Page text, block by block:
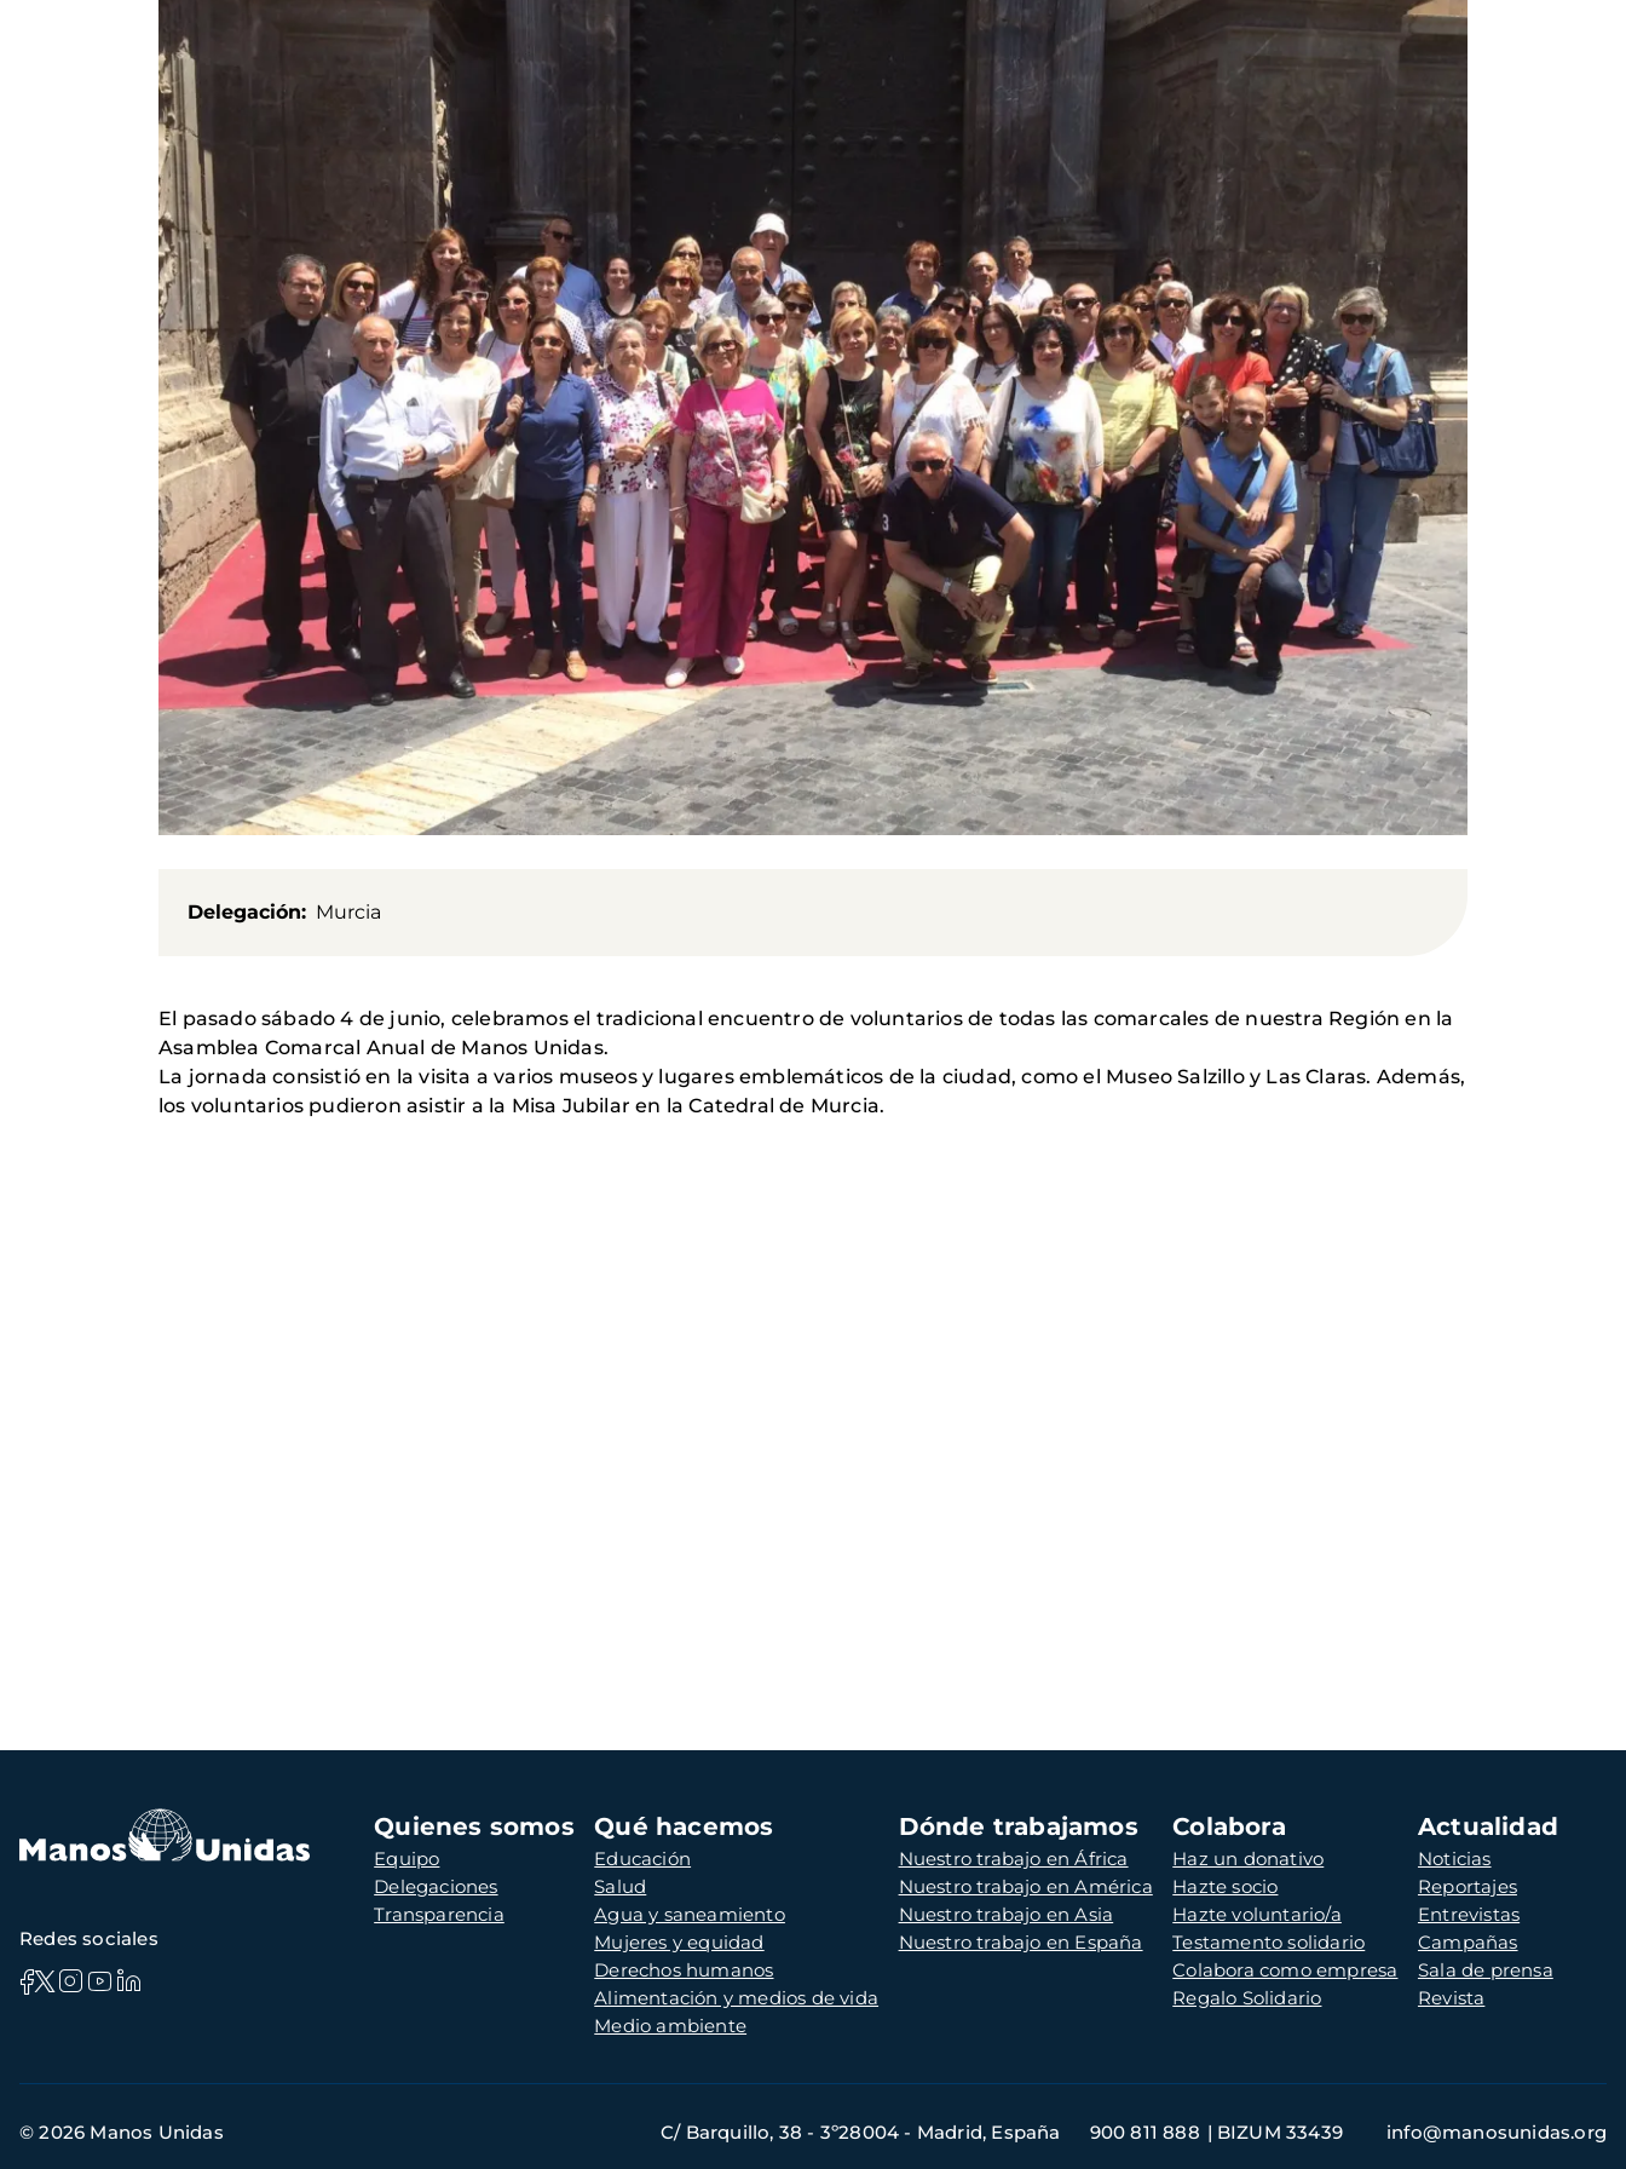
Delegación Murcia
El pasado sábado 4 de junio, celebramos el tradicional encuentro de voluntarios de todas las comarcales de nuestra Región en la
Asamblea Comarcal Anual de Manos Unidas.
La jornada consistió en la visita a varios museos y lugares emblemáticos de la ciudad, como el Museo Salzillo y Las Claras. Además,
los voluntarios pudieron asistir a la Misa Jubilar en la Catedral de Murcia.
Navegación
principal
Quienes somos
Equipo
Delegaciones
Transparencia
Qué hacemos
Educación
Salud
Agua y saneamiento
Mujeres y equidad
Derechos humanos
Alimentación y medios de vida
Medio ambiente
Dónde trabajamos
Nuestro trabajo en África
Nuestro trabajo en América
Nuestro trabajo en Asia
Nuestro trabajo en España
Colabora
Haz un donativo
Hazte socio
Hazte voluntario/a
Testamento solidario
Colabora como empresa
Regalo Solidario
Actualidad
Noticias
Reportajes
Entrevistas
Campañas
Sala de prensa
Revista
Redes sociales
de
© 2026 Manos Unidas C/ Barquillo, 38 - 3º28004 - Madrid, España 900 811 888 BIZUM 33439 info@manosunidas.org